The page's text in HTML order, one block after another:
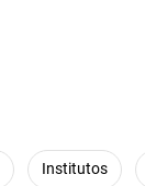
Institutos